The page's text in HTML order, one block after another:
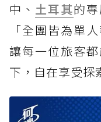
中、 土耳其的
「全團皆為單
讓每一位旅客
下，自在享受探